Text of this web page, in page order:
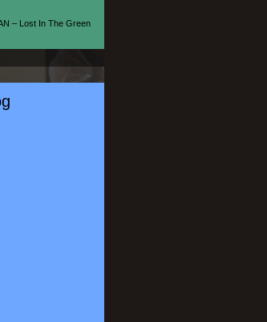
– Lost In The Green